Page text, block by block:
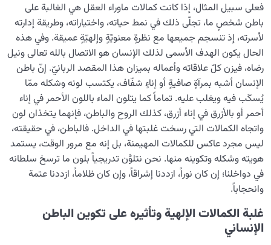
فعلى سبيل المثال، إذا كانت كمالات ماوراء العقل هي الغالبة على
باطن شخصٍ ما، تجلّى ذلك في نمط حياته، واختياراته، وطريقة إدارته
لأسرته، إذ تنسجم جميعها مع نظرةٍ معنويّةٍ وإلهيّةٍ عميقة. وفي هذه
الحال يكون الهدف الأسمى لذلك الإنسان هو الاتصال بالله تعالى ونيل
رضاه، فيزن كلّ علاقاته وأعماله بميزان هذا المقصد الربانيّ. إنّ باطن
الإنسان أشبه بمرآةٍ صافيةٍ أو إناءٍ شفّاف، يكتسب لونه وشكله ممّا
يُسكَب فيه ويغلب عليه. تماماً كما يتلون الماء باللون الأحمر في إناء
أحمر أو بالأزرق في إناء أزرق، كذلك الروح والباطن، فإنهما يتخذان لون
واتجاه الكمالات التي رسخت غلبتها في الداخل. فالباطن، في حقيقته،
ليس مجرد عاكس للكمالات المهيمنة، بل إنه مع مرور الوقت، يستمد
هويته وشكله وتكوينه منها. نحن نتلوَّن تدريجياً بلون ما ترسخ سلطانه
في دواخلنا؛ إن كان نوراً، ازددنا إشراقاً، وإن كان ظلاماً، ازددنا عتمة
وانحجاباً.
غلبة الكمالات الإلهية وتأثيره على تكوين الباطن
الإنساني